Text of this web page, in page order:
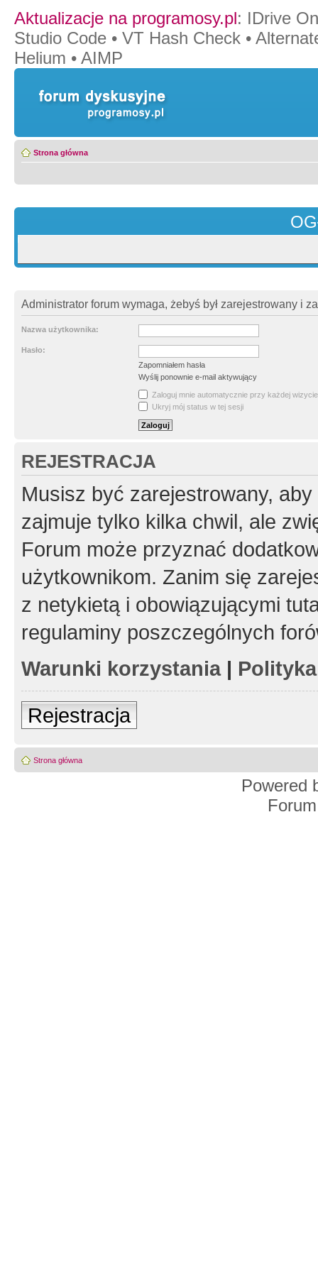
Aktualizacje na programosy.pl: IDrive
Studio Code • VT Hash Check •
Helium • AIMP
Strona główna
Administrator forum wymaga, żebyś był zarejestrowany i
Nazwa użytkownika:
Hasło:
Zapomniałem hasła
Wyślij ponownie e-mail aktywujący
Zaloguj mnie automatycznie przy każdej wizycie
Ukryj mój status w tej sesji
REJESTRACJA
Musisz być zarejestrowany,
zajmuje tylko kilka chwil, ale
Forum może przyznać
użytkownikom. Zanim się
z netykietą i obowiązującymi
regulaminy poszczególnych
Warunki korzystania|
Rejestracja
Strona główna
Powered